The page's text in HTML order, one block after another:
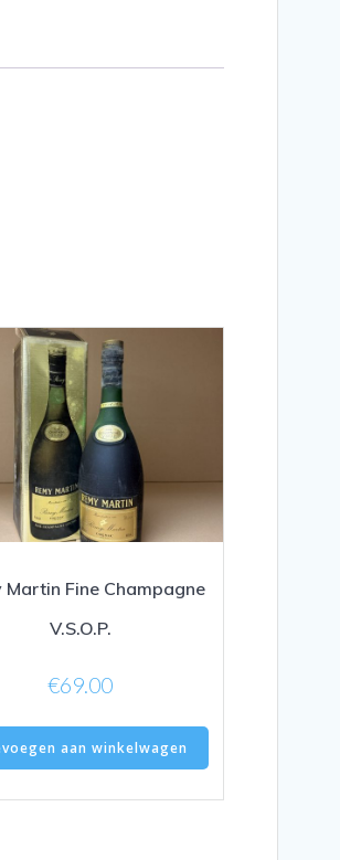
Martin Fine Champagne
V.S.O.P.
€69.00
aan winkelwagen